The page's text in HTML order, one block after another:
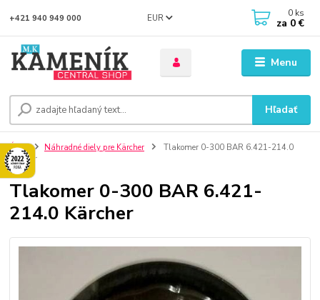
Menu
EUR
Hľadať
+421 940 949 000 0 ks
za 0 €
Úvod Náhradné diely pre Kärcher
Tlakomer 0-300 BAR 6.421-214.0
Kärcher
Tlakomer 0-300 BAR 6.421-
214.0 Kärcher